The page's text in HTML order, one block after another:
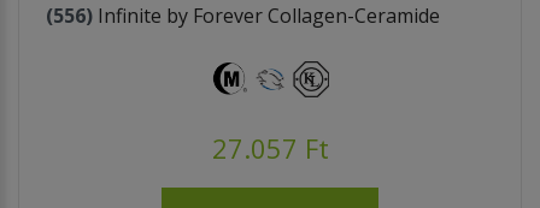
(556) Infinite by Forever Collagen-Ceramide
27.057 Ft